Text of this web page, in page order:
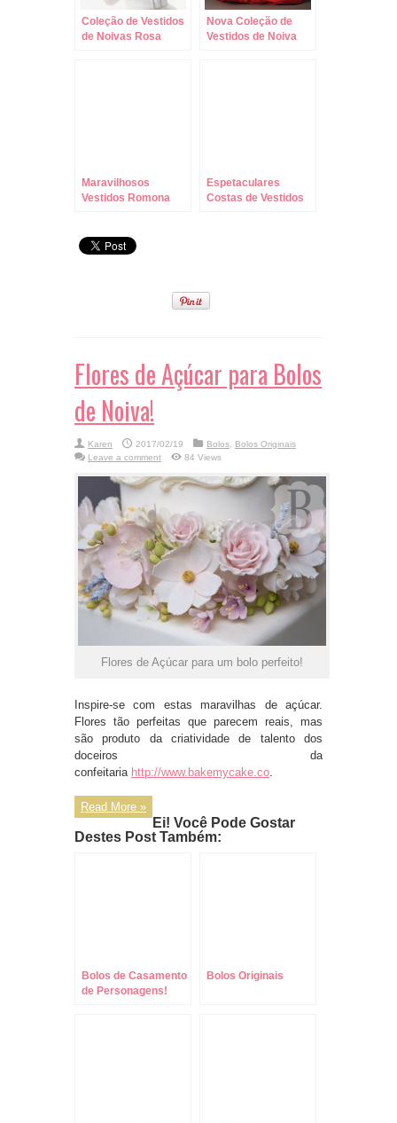
Coleção de Vestidos
de Noivas Rosa
Nova Coleção de
Vestidos de Noiva
Maravilhosos
Vestidos Romona
Espetaculares
Costas de Vestidos
Flores de Açúcar para Bolos
de Noiva!
Karen 2017/02/19 Bolos, Bolos Originais
Leave a comment
84 Views
Flores de Açúcar para um bolo perfeito!
Inspire-se com estas maravilhas de açúcar.
Flores tão perfeitas que parecem reais, mas
são produto da criatividade de talento dos
doceiros da
confeitaria http://www.bakemycake.co.
Read More »
Ei! Você Pode Gostar
Destes Post Também:
Bolos de Casamento
de Personagens!
Bolos Originais